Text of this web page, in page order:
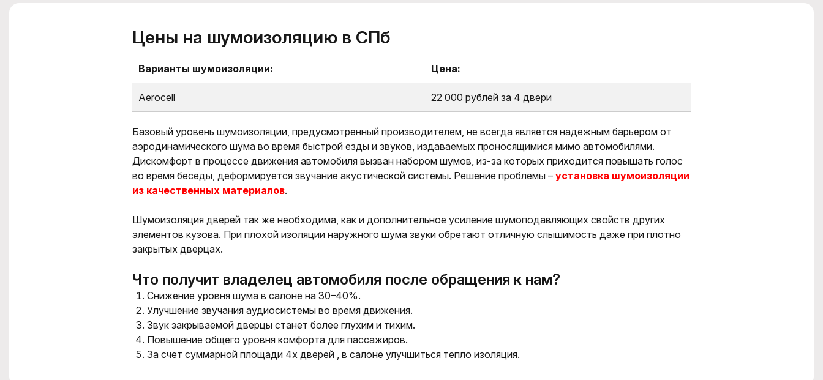
Цены на шумоизоляцию в СПб
Варианты шумоизоляции: Цена:
Aerocell 22 000 рублей за 4 двери
Базовый уровень шумоизоляции, предусмотренный производителем, не всегда является надежным барьером от
аэродинамического шума во время быстрой езды и звуков, издаваемых проносящимися мимо автомобилями.
Дискомфорт в процессе движения автомобиля вызван набором шумов, из-за которых приходится повышать голос
во время беседы, деформируется звучание акустической системы. Решение проблемы – установка шумоизоляции
из качественных материалов.
Шумоизоляция дверей так же необходима, как и дополнительное усиление шумоподавляющих свойств других
элементов кузова. При плохой изоляции наружного шума звуки обретают отличную слышимость даже при плотно
закрытых дверцах.
Что получит владелец автомобиля после обращения к нам?
Снижение уровня шума в салоне на 30–40%.
Улучшение звучания аудиосистемы во время движения.
Звук закрываемой дверцы станет более глухим и тихим.
Повышение общего уровня комфорта для пассажиров.
За счет суммарной площади 4х дверей , в салоне улучшиться тепло изоляция.